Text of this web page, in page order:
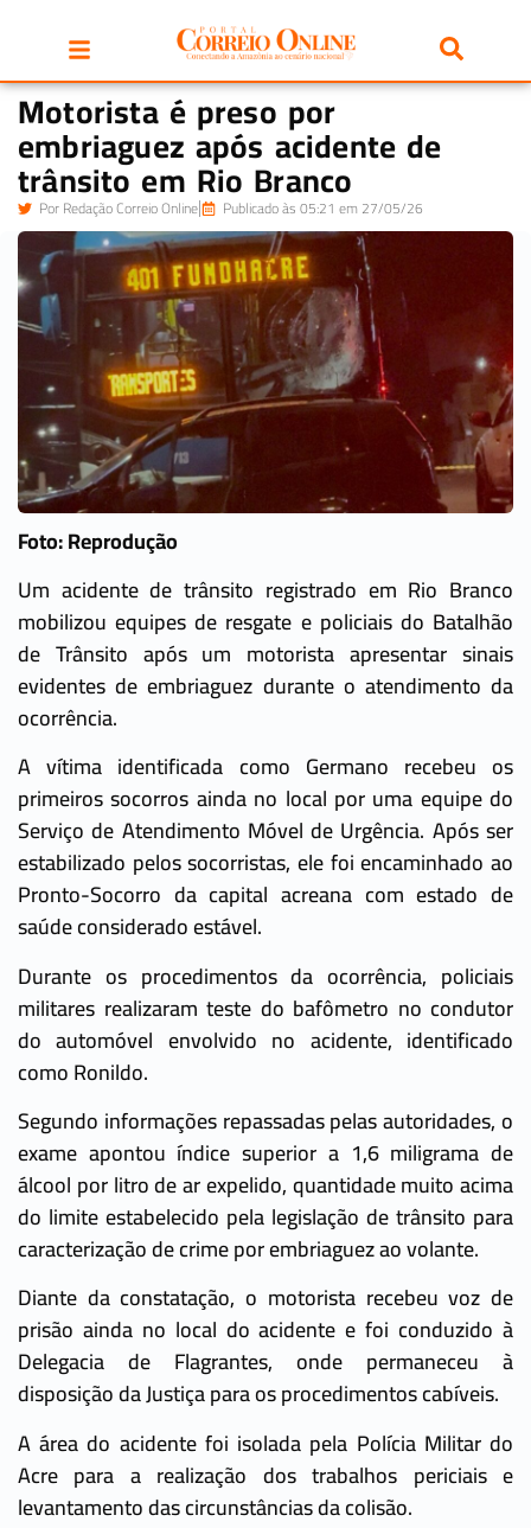
Motorista é preso por
embriaguez após acidente de
trânsito em Rio Branco
PorRedação Correio Online Publicado às 05:21 em 27/05/26
Foto: Reprodução
Um acidente de trânsito registrado em Rio Branco
mobilizou equipes de resgate e policiais do Batalhão
de Trânsito após um motorista apresentar sinais
evidentes de embriaguez durante o atendimento da
ocorrência.
A vítima identificada como Germano recebeu os
primeiros socorros ainda no local por uma equipe do
Serviço de Atendimento Móvel de Urgência. Após ser
estabilizado pelos socorristas, ele foi encaminhado ao
Pronto-Socorro da capital acreana com estado de
saúde considerado estável.
Durante os procedimentos da ocorrência, policiais
militares realizaram teste do bafômetro no condutor
do automóvel envolvido no acidente, identificado
como Ronildo.
Segundo informações repassadas pelas autoridades, o
exame apontou índice superior a 1,6 miligrama de
álcool por litro de ar expelido, quantidade muito acima
do limite estabelecido pela legislação de trânsito para
caracterização de crime por embriaguez ao volante.
Diante da constatação, o motorista recebeu voz de
prisão ainda no local do acidente e foi conduzido à
Delegacia de Flagrantes, onde permaneceu à
disposição da Justiça para os procedimentos cabíveis.
A área do acidente foi isolada pela Polícia Militar do
Acre para a realização dos trabalhos periciais e
levantamento das circunstâncias da colisão.